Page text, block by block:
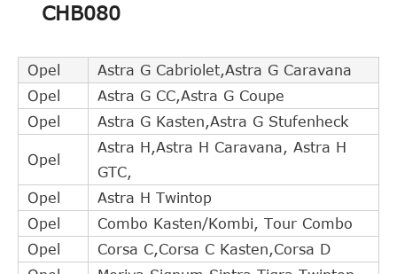
CHB080
Opel
Astra G Cabriolet,Astra G Caravana
Opel
Astra G CC,Astra G Coupe
Opel
Astra G Kasten,Astra G Stufenheck
Opel
Astra H,Astra H Caravana, Astra H
GTC,
Opel
Astra H Twintop
Opel
Combo Kasten/Kombi, Tour Combo
Opel
Corsa C,Corsa C Kasten,Corsa D